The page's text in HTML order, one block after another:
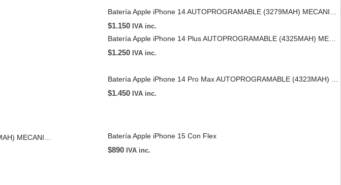
$1.150 IVA inc.
$1.250 IVA inc.
$1.450 IVA inc.
Batería Apple iPhone 15 Con Flex
$890 IVA inc.